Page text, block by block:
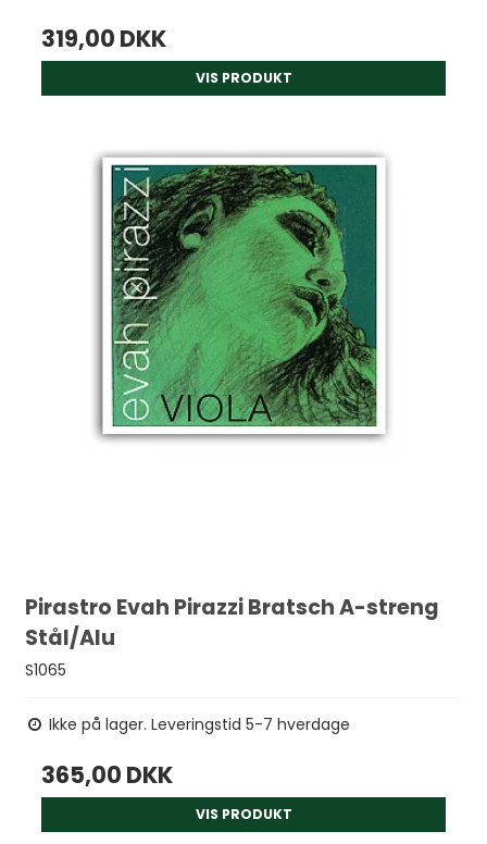
319,00 DKK
VIS PRODUKT
Pirastro Evah Pirazzi Bratsch A-streng
Stål/Alu
S1065
Ikke på lager. Leveringstid 5-7 hverdage
365,00 DKK
VIS PRODUKT